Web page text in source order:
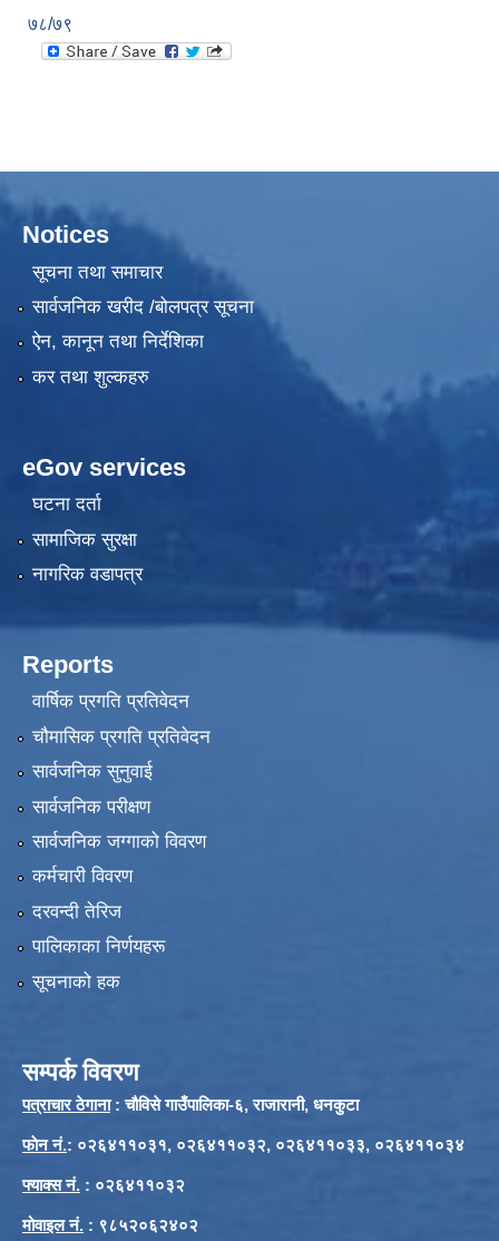
७८/७९
Notices
सूचना तथा समाचार
सार्वजनिक खरीद /बोलपत्र सूचना
ऐन, कानून तथा निर्देशिका
कर तथा शुल्कहरु
eGov services
घटना दर्ता
सामाजिक सुरक्षा
नागरिक वडापत्र
Reports
वार्षिक प्रगति प्रतिवेदन
चौमासिक प्रगति प्रतिवेदन
सार्वजनिक सुनुवाई
सार्वजनिक परीक्षण
सार्वजनिक जग्गाको विवरण
कर्मचारी विवरण
दरवन्दी तेरिज
पालिकाका निर्णयहरू
सूचनाको हक
सम्पर्क विवरण
पत्राचार ठेगाना: चौविसे गाउँपालिका-६, राजारानी, धनकुटा
फाेन नं.: ०२६४११०३१, ०२६४११०३२, ०२६४११०३३, ०२६४११०३४
फ्याक्स नं. : ०२६४११०३२
मोवाइल नं. : ९८५२०६२४०२